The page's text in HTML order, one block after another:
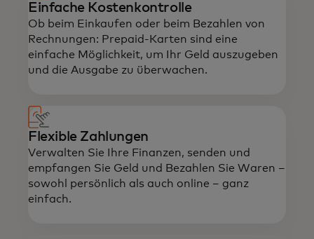
Einfache Kostenkontrolle
Ob beim Einkaufen oder beim Bezahlen von
Rechnungen: Prepaid-Karten sind eine
einfache Möglichkeit, um Ihr Geld auszugeben
und die Ausgabe zu überwachen.
Flexible Zahlungen
Verwalten Sie Ihre Finanzen, senden und
empfangen Sie Geld und Bezahlen Sie Waren –
sowohl persönlich als auch online – ganz
einfach.